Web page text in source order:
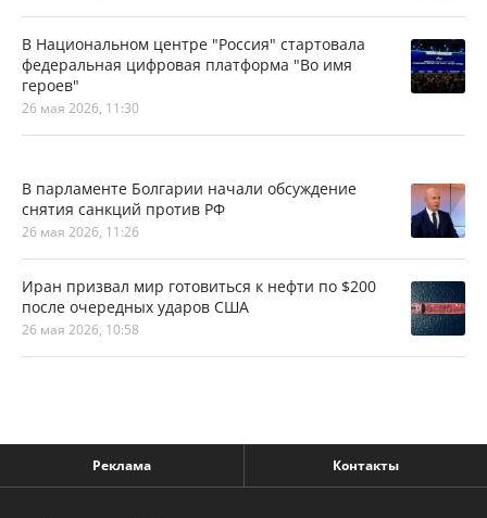
В Национальном центре "Россия" стартовала
федеральная цифровая платформа "Во имя
героев"
26 мая 2026, 11:30
В парламенте Болгарии начали обсуждение
снятия санкций против РФ
26 мая 2026, 11:26
Иран призвал мир готовиться к нефти по $200
после очередных ударов США
26 мая 2026, 10:58
Реклама Контакты